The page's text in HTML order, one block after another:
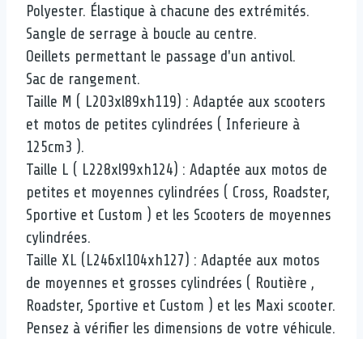
Polyester. Élastique à chacune des extrémités.
Sangle de serrage à boucle au centre.
Oeillets permettant le passage d'un antivol.
Sac de rangement.
Taille M ( L203xl89xh119) : Adaptée aux scooters
et motos de petites cylindrées ( Inferieure à
125cm3 ).
Taille L ( L228xl99xh124) : Adaptée aux motos de
petites et moyennes cylindrées ( Cross, Roadster,
Sportive et Custom ) et les Scooters de moyennes
cylindrées.
Taille XL (L246xl104xh127) : Adaptée aux motos
de moyennes et grosses cylindrées ( Routière ,
Roadster, Sportive et Custom ) et les Maxi scooter.
Pensez à vérifier les dimensions de votre véhicule.